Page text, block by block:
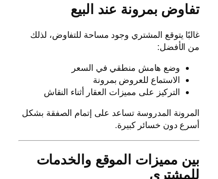
تفاوض بمرونة عند البيع
غالبًا يتوقع المشتري وجود مساحة للتفاوض، لذلك
من الأفضل:
وضع هامش منطقي في السعر
الاستماع للعروض بمرونة
التركيز على مميزات العقار أثناء النقاش
المرونة المدروسة تساعد على إتمام الصفقة بشكل
أسرع دون خسائر كبيرة.
بين مميزات الموقع والخدمات
للمشتري